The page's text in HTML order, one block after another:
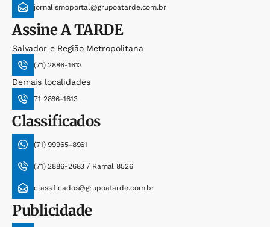
jornalismoportal@grupoatarde.com.br
AssineA TARDE
Salvador e Região Metropolitana
(71) 2886-1613
Demais localidades
71 2886-1613
Classificados
(71) 99965-8961
(71) 2886-2683 / Ramal 8526
classificados@grupoatarde.com.br
Publicidade